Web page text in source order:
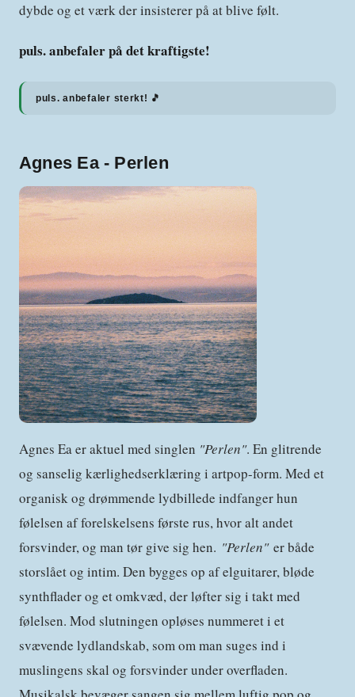
dybde og et værk der insisterer på at blive følt.
puls. anbefaler på det kraftigste!
puls. anbefaler sterkt! 🎵
Agnes Ea - Perlen
Agnes Ea er aktuel med singlen "Perlen". En glitrende
og sanselig kærlighedserklæring i artpop-form. Med et
organisk og drømmende lydbillede indfanger hun
følelsen af forelskelsens første rus, hvor alt andet
forsvinder, og man tør give sig hen. "Perlen" er både
storslået og intim. Den bygges op af elguitarer, bløde
synthflader og et omkvæd, der løfter sig i takt med
følelsen. Mod slutningen opløses nummeret i et
svævende lydlandskab, som om man suges ind i
muslingens skal og forsvinder under overfladen.